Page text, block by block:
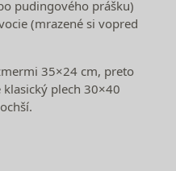
pudingového prášku)
(mrazené si vopred
35×24 cm, preto
plech 30×40